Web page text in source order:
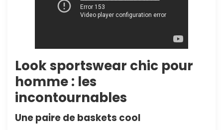
Look sportswear chic pour
homme : les
incontournables
Une paire de baskets cool